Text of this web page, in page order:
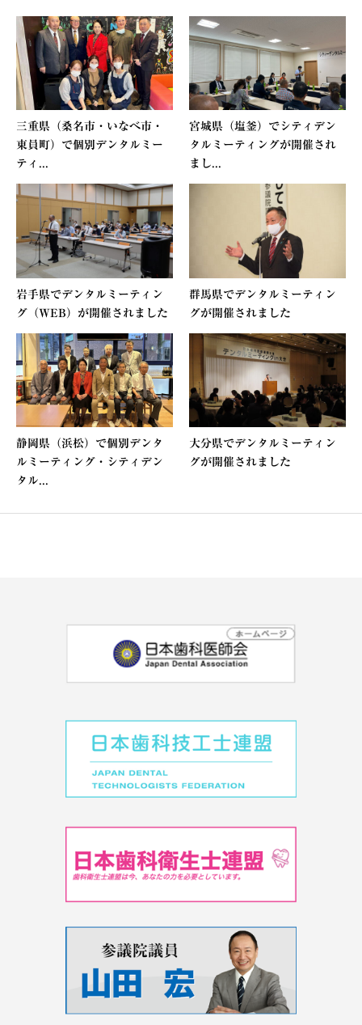
三重県（桑名市・いなべ市・
東員町）で個別デンタルミー
ティ...
宮城県（塩釜）でシティデン
タルミーティングが開催され
まし...
岩手県でデンタルミーティン
グ（WEB）が開催されました
群馬県でデンタルミーティン
グが開催されました
静岡県（浜松）で個別デンタ
ルミーティング・シティデン
タル...
大分県でデンタルミーティン
グが開催されました